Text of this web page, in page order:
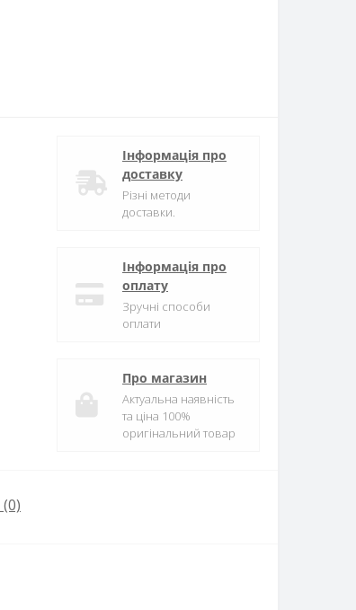
Інформація про
доставку
Різні методи
доставки.
Інформація про
оплату
Зручні способи
оплати
Про магазин
Актуальна наявність
та ціна 100%
оригінальний товар
(0)